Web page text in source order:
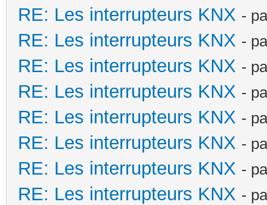
RE: Les interrupteurs KNX -
RE: Les interrupteurs KNX -
RE: Les interrupteurs KNX -
RE: Les interrupteurs KNX -
RE: Les interrupteurs KNX -
RE: Les interrupteurs KNX -
RE: Les interrupteurs KNX -
RE: Les interrupteurs KNX -